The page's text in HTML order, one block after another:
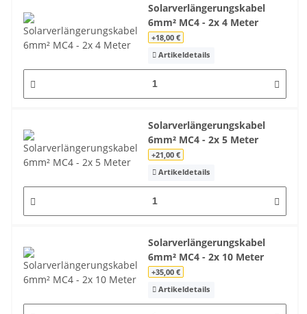
Solarverlängerungskabel
6mm² MC4 - 2x 4 Meter
+18,00 €
Artikeldetails
Solarverlängerungskabel
6mm² MC4 - 2x 5 Meter
+21,00 €
Artikeldetails
Solarverlängerungskabel
6mm² MC4 - 2x 10 Meter
+35,00 €
Artikeldetails